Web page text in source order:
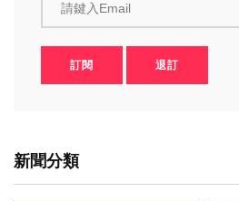
請鍵入Email
訂閱 退訂
新聞分類